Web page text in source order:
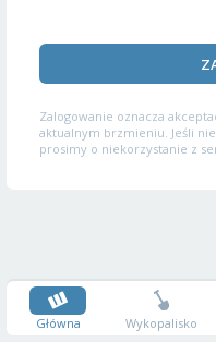
Zalogowanie oznacza
aktualnym brzmieniu. Jeśli
prosimy o niekorzystanie z
Główna Wykopalisko